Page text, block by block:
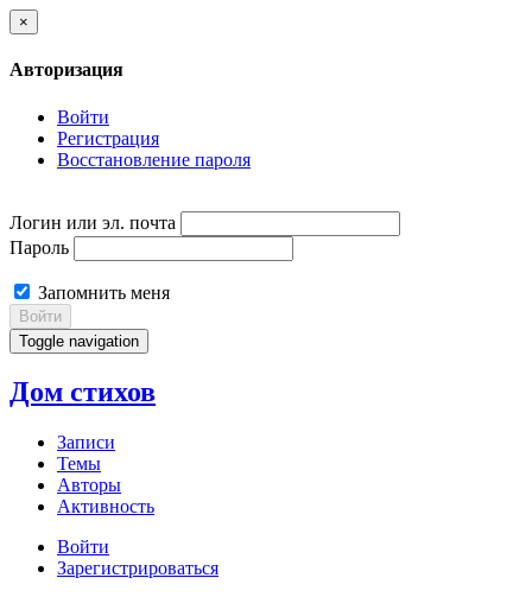
×
Авторизация
Войти
Регистрация
Восстановление пароля
Логин или эл. почта
Пароль
Запомнить меня
Войти
Toggle navigation
Дом стихов
Записи
Темы
Авторы
Активность
Войти
Зарегистрироваться